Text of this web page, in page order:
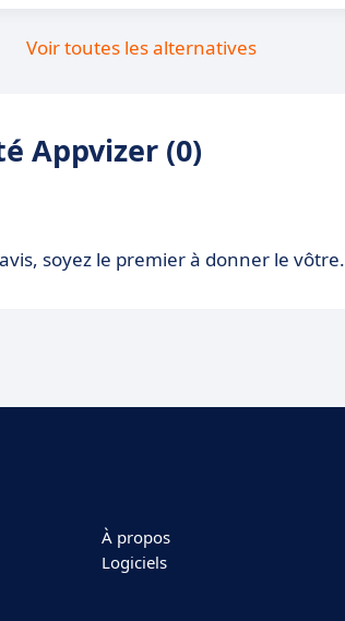
Voir toutes les alternatives
Appvizer (0)
soyez le premier à donner le vôtre.
À propos
Logiciels